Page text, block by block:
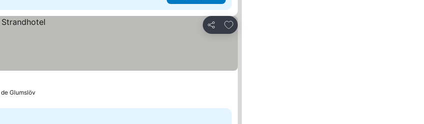
Partilhar
Adicionar aos favoritos
Glumslöv